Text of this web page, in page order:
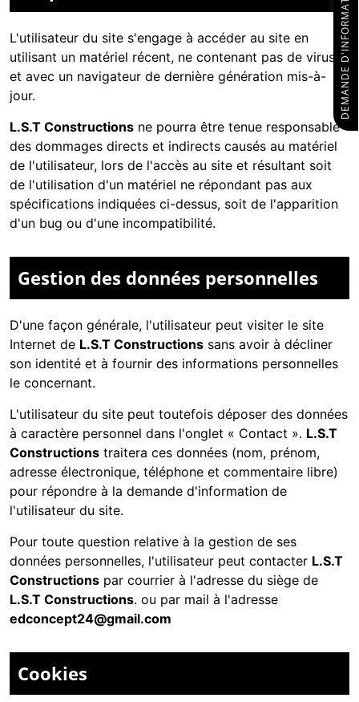
L'utilisateur du site s'engage à accéder au site en
utilisant un matériel récent, ne contenant pas de virus
et avec un navigateur de dernière génération mis-à-
jour.
L.S.T Constructions ne pourra être tenue responsable
des dommages directs et indirects causés au matériel
de l'utilisateur, lors de l'accès au site et résultant soit
de l'utilisation d'un matériel ne répondant pas aux
spécifications indiquées ci-dessus, soit de l'apparition
d'un bug ou d'une incompatibilité.
Gestion des données personnelles
D'une façon générale, l'utilisateur peut visiter le site
Internet de L.S.T Constructions sans avoir à décliner
son identité et à fournir des informations personnelles
le concernant.
L'utilisateur du site peut toutefois déposer des données
à caractère personnel dans l'onglet « Contact ». L.S.T
Constructions traitera ces données (nom, prénom,
adresse électronique, téléphone et commentaire libre)
pour répondre à la demande d'information de
l'utilisateur du site.
Pour toute question relative à la gestion de ses
données personnelles, l'utilisateur peut contacter L.S.T
Constructions par courrier à l'adresse du siège de
L.S.T Constructions. ou par mail à l'adresse
edconcept24@gmail.com
Cookies
DEMANDE D'INFORMATIONS